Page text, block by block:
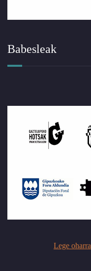
Babesleak
Lege oharra